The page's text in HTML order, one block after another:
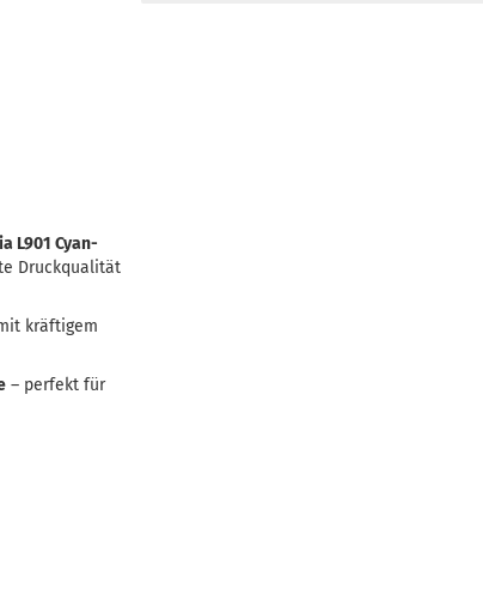
L901 Cyan-
Druckqualität
kräftigem
– perfekt für